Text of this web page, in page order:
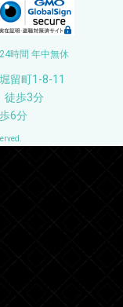
時間 年中無休
留町1-8-11
徒歩3分
6分